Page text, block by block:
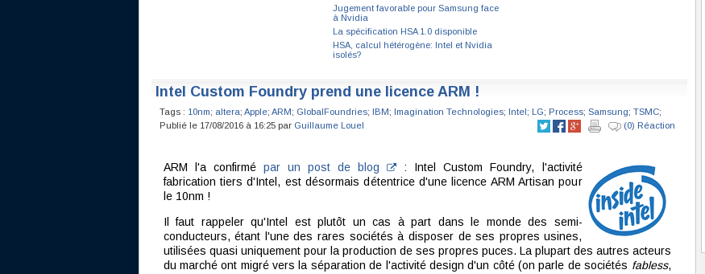
Jugement favorable pour Samsung face
à Nvidia
La spécification HSA 1.0 disponible
HSA, calcul hétérogène: Intel et Nvidia
isolés?
Intel Custom Foundry prend une licence ARM !
Tags : 10nm; altera; Apple; ARM; GlobalFoundries; IBM; Imagination Technologies; Intel; LG; Process; Samsung; TSMC;
Publié le 17/08/2016 à 16:25 par Guillaume Louel (0) Réaction
ARM l'a confirmé par un post de blog
: Intel Custom Foundry, l'activité
fabrication tiers d'Intel, est désormais détentrice d'une licence ARM Artisan pour
le 10nm !
Il faut rappeler qu'Intel est plutôt un cas à part dans le monde des semi-
conducteurs, étant l'une des rares sociétés à disposer de ses propres usines,
utilisées quasi uniquement pour la production de ses propres puces. La plupart des autres acteurs
du marché ont migré vers la séparation de l'activité design d'un côté (on parle de sociétés fabless,